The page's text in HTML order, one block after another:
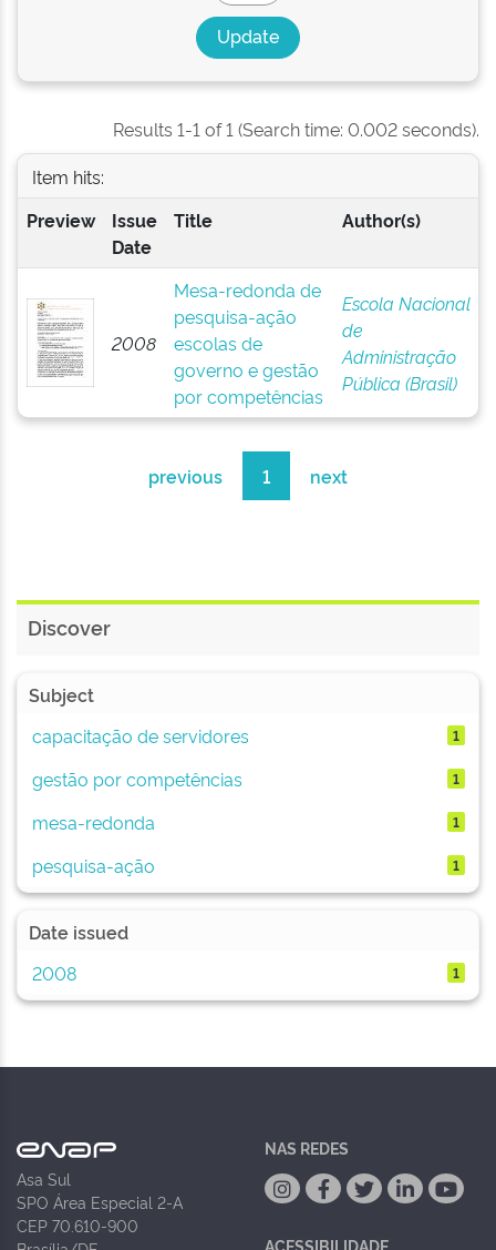
Results 1-1 of 1 (Search time: 0.002 seconds).
Item hits:
Preview
Issue
Date
Title Author(s)
2008
Mesa-redonda de
pesquisa-ação
escolas de
governo e gestão
por competências
Escola Nacional
de
Administração
Pública (Brasil)
previous 1 next
Discover
Subject
capacitação de servidores
1
gestão por competências 1
mesa-redonda 1
pesquisa-ação 1
Date issued
2008
1
Asa Sul
SPO Área Especial 2-A
CEP 70.610-900
NAS REDES
ACESSIBILIDADE